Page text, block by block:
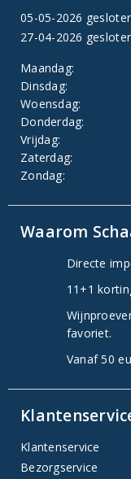
05-05-2026
27-04-2026
Maandag:
Dinsdag:
Woensdag:
Donderdag:
Vrijdag:
Zaterdag:
Zondag:
Waarom
Directe
11+1
favoriet.
Vanaf 50
Klantenservice
Bezorgservice